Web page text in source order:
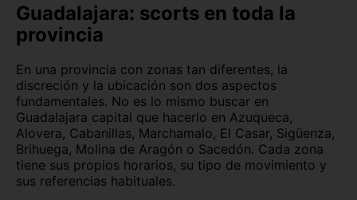
Guadalajara: scorts en toda la
provincia
En una provincia con zonas tan diferentes, la
discreción y la ubicación son dos aspectos
fundamentales. No es lo mismo buscar en
Guadalajara capital que hacerlo en Azuqueca,
Alovera, Cabanillas, Marchamalo, El Casar, Sigüenza,
Brihuega, Molina de Aragón o Sacedón. Cada zona
tiene sus propios horarios, su tipo de movimiento y
sus referencias habituales.